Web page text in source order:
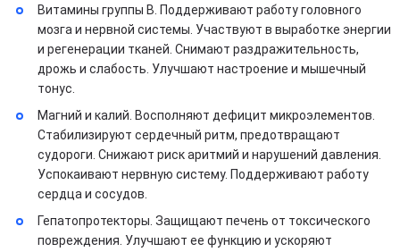
Витамины группы B. Поддерживают работу головного
мозга и нервной системы. Участвуют в выработке энергии
и регенерации тканей. Снимают раздражительность,
дрожь и слабость. Улучшают настроение и мышечный
тонус.
Магний и калий. Восполняют дефицит микроэлементов.
Стабилизируют сердечный ритм, предотвращают
судороги. Снижают риск аритмий и нарушений давления.
Успокаивают нервную систему. Поддерживают работу
сердца и сосудов.
Гепатопротекторы. Защищают печень от токсического
повреждения. Улучшают ее функцию и ускоряют